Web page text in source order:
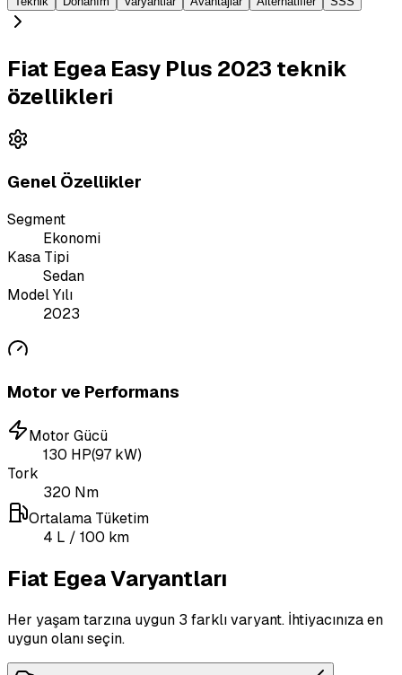
Fiat Egea Easy Plus 2023 teknik
özellikleri
Genel Özellikler
Segment
Ekonomi
Kasa Tipi
Sedan
Model Yılı
2023
Motor ve Performans
Motor Gücü
130 HP(97 kW)
Tork
320 Nm
Ortalama Tüketim
4 L / 100 km
Fiat Egea Varyantları
Her yaşam tarzına uygun 3 farklı varyant. İhtiyacınıza en
uygun olanı seçin.